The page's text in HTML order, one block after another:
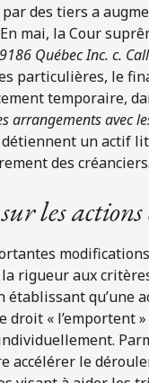
des tiers a
mai, la Cour
Québec Inc. c.
particulières, le
temporaire,
arrangements avec
un actif
des créanciers.
les
rigueur aux
établissant qu’une
droit «
accélérer le